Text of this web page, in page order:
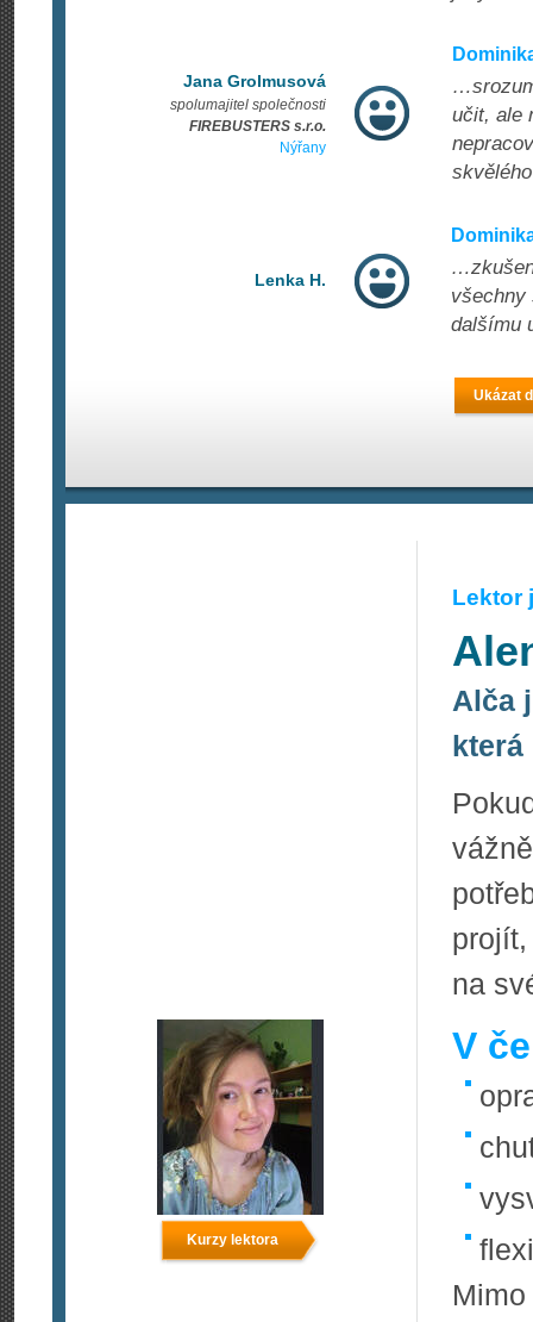
Jana Grolmusová
spolumajitel společnosti
FIREBUSTERS s.r.o.
Nýřany
učit, ale
Lenka H.
všechny
dalšímu
Ukázat
Kurzy lektora
Lektor
Alča
která
na
V